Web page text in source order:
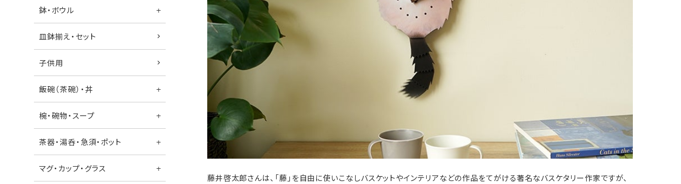
鉢・ボウル
皿鉢揃え・セット
子供用
飯碗（茶碗）・丼
椀・碗物・スープ
茶器・湯呑・急須・ポット
マグ・カップ・グラス
藤井啓太郎さんは、「藤」を自由に使いこなしバスケットやインテリアなどの作品をてがける著名なバスケタリー作家ですが、